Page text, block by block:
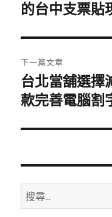
導
覽
一
文
章:
的台中支票貼
下一篇文章
下
一
文
台北當舖選擇
款完善電腦割
搜
尋